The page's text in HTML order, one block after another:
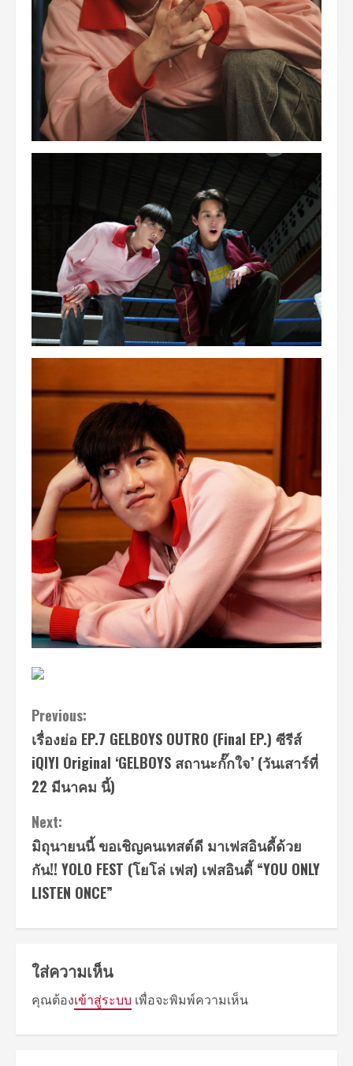
Continue
Reading
Previous:
เรื่องย่อ EP.7 GELBOYS OUTRO (Final EP.) ซีรีส์
iQIYI Original ‘GELBOYS สถานะกั๊กใจ’ (วันเสาร์ที่
22 มีนาคม นี้)
Next:
มิถุนายนนี้ ขอเชิญคนเทสต์ดี มาเฟสอินดี้ด้วย
กัน!! YOLO FEST (โยโล่ เฟส) เฟสอินดี้ “YOU ONLY
LISTEN ONCE”
ใส่ความเห็น
คุณต้องเข้าสู่ระบบ เพื่อจะพิมพ์ความเห็น